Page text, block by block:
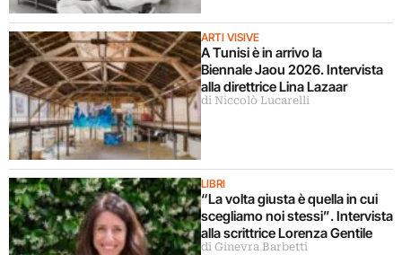
ARTI VISIVE
A Tunisi è in arrivo la
Biennale Jaou 2026. Intervista
alla direttrice Lina Lazaar
di Niccolò Lucarelli
LIBRI
“La volta giusta è quella in cui
scegliamo noi stessi”. Intervista
alla scrittrice Lorenza Gentile
di Ginevra Barbetti